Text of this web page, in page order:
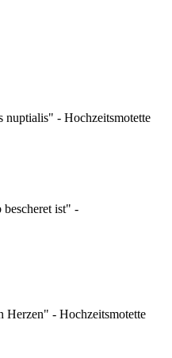
nuptialis" - Hochzeitsmotette
bescheret ist" -
Herzen" - Hochzeitsmotette